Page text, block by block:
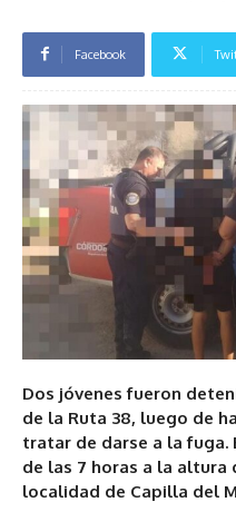
Facebook
Dos jóvenes fueron
de la Ruta 38, luego de
tratar de darse a la fuga.
de las 7 horas a la
localidad de Capilla del